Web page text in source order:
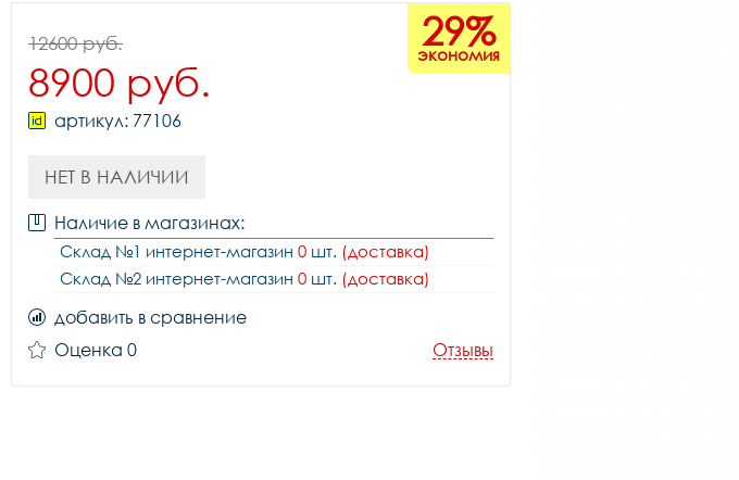
29%
экономия
12600 руб.
8900 руб.
артикул: 77106
НЕТ В НАЛИЧИИ
Наличие в магазинах:
Склад №1 интернет-магазин 0 шт. (доставка)
Склад №2 интернет-магазин 0 шт. (доставка)
добавить в сравнение
Оценка 0
Отзывы